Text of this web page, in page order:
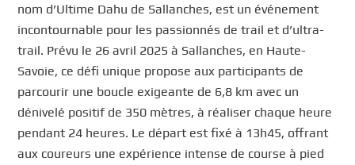
nom d’Ultime Dahu de Sallanches, est un événement
incontournable pour les passionnés de trail et d’ultra-
trail. Prévu le 26 avril 2025 à Sallanches, en Haute-
Savoie, ce défi unique propose aux participants de
parcourir une boucle exigeante de 6,8 km avec un
dénivelé positif de 350 mètres, à réaliser chaque heure
pendant 24 heures. Le départ est fixé à 13h45, offrant
aux coureurs une expérience intense de course à pied